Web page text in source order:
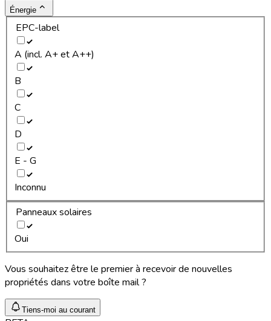
Énergie
EPC-label
A (incl. A+ et A++)
B
C
D
E - G
Inconnu
Panneaux solaires
Oui
Vous souhaitez être le premier à recevoir de nouvelles
propriétés dans votre boîte mail ?
Tiens-moi au courant